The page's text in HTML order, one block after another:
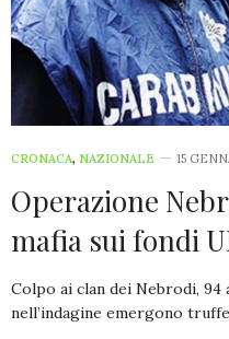
CRONACA, NAZIONALE 15
Operazione
mafia sui fondi
Colpo ai clan dei Nebrodi, 94
nell’indagine emergono